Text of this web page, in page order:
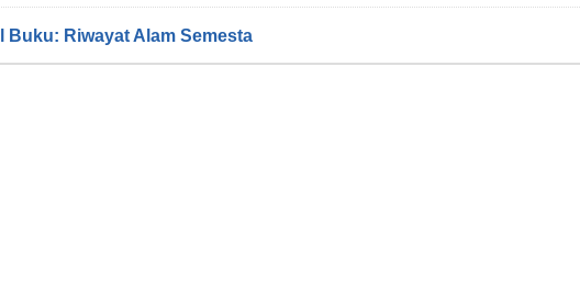
Buku: Riwayat Alam Semesta